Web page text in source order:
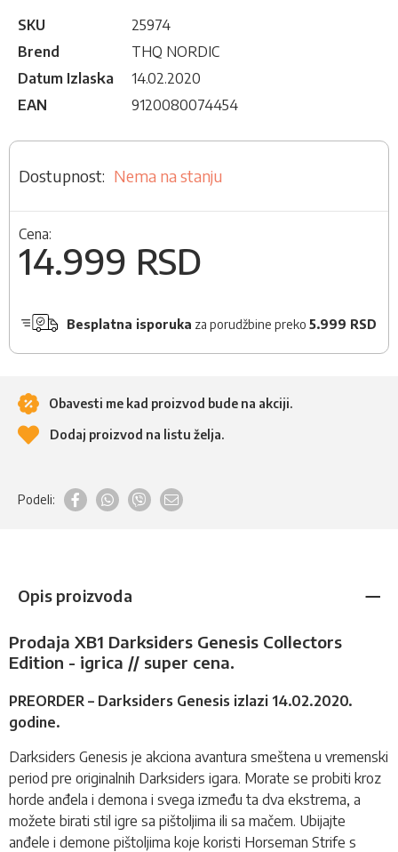
SKU
25974
Brend
THQ NORDIC
Datum Izlaska
14.02.2020
EAN
9120080074454
Nema na stanju
Cena:
14.999 RSD
Besplatna isporuka za porudžbine preko 5.999 RSD
Obavesti me kad proizvod bude na akciji.
Dodaj proizvod na listu želja.
Podeli:
Opis proizvoda
Prodaja XB1 Darksiders Genesis Collectors
Edition - igrica // super cena.
PREORDER – Darksiders Genesis izlazi 14.02.2020.
godine.
Darksiders Genesis je akciona avantura smeštena u vremenski
period pre originalnih Darksiders igara. Morate se probiti kroz
horde anđela i demona i svega između ta dva ekstrema, a
možete birati stil igre sa pištoljima ili sa mačem. Ubijajte
anđele i demone pištoljima koje koristi Horseman Strife s